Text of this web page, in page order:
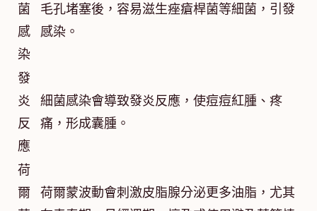
菌
感
染
毛孔堵塞後，容易滋生痤瘡桿菌等細菌，引發
感染。
發
炎
反
應
細菌感染會導致發炎反應，使痘痘紅腫、疼
痛，形成囊腫。
荷
爾 荷爾蒙波動會刺激皮脂腺分泌更多油脂，尤其